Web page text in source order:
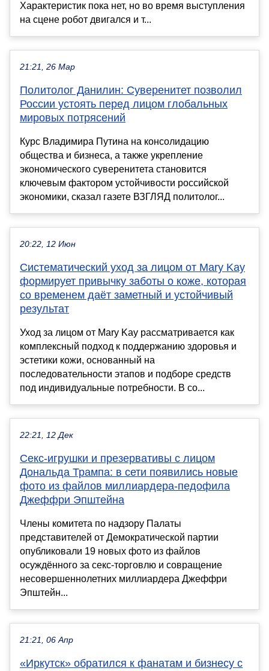
Характеристик пока нет, но во время выступления
на сцене робот двигался и т...
21:21, 26 Мар
Политолог Данилин: Суверенитет позволил
России устоять перед лицом глобальных
мировых потрясений
Курс Владимира Путина на консолидацию
общества и бизнеса, а также укрепление
экономического суверенитета становится
ключевым фактором устойчивости российской
экономики, сказал газете ВЗГЛЯД политолог...
20:22, 12 Июн
Систематический уход за лицом от Mary Kay
формирует привычку заботы о коже, которая
со временем даёт заметный и устойчивый
результат
Уход за лицом от Mary Kay рассматривается как
комплексный подход к поддержанию здоровья и
эстетики кожи, основанный на
последовательности этапов и подборе средств
под индивидуальные потребности. В со...
22:21, 12 Дек
Секс-игрушки и презервативы с лицом
Дональда Трампа: в сети появились новые
фото из файлов миллиардера-педофила
Джеффри Эпштейна
Члены комитета по надзору Палаты
представителей от Демократической партии
опубликовали 19 новых фото из файлов
осуждённого за секс-торговлю и совращение
несовершеннолетних миллиардера Джеффри
Эпштейн...
21:21, 06 Апр
«Иркутск» обратился к фанатам и бизнесу с